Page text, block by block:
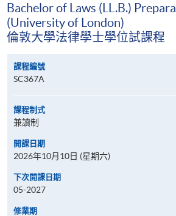
Bachelor of Laws (LL.B.)
(University of London)
倫敦大學法律學士學位試課程
課程編號
SC367A
課程制式
兼讀制
開課日期
2026年10月10日 (星期六)
下次開課日期
05-2027
修業期